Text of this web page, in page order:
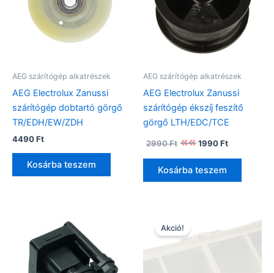
AEG szárítógép alkatrészek
AEG Electrolux Zanussi
szárítógép dobtartó görgő
TR/EDH/EW/ZDH
4490Ft
Kosárba teszem
AEG szárítógép alkatrészek
AEG Electrolux Zanussi
szárítógép ékszíj feszítő
görgő LTH/EDC/TCE
2990Ft
Original
price
was:
2990 Ft.
1990Ft
price
is:
Kosárba teszem
Akció!